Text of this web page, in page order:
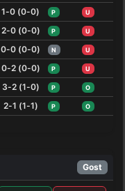
1-0 (0-0) P U
2-0 (0-0) P U
0-0 (0-0) N U
0-2 (0-0) P U
3-2 (1-0) P O
2-1 (1-1) P O
Gost